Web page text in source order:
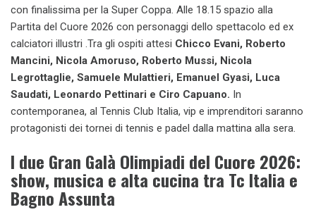
con finalissima per la Super Coppa. Alle 18.15 spazio alla
Partita del Cuore 2026 con personaggi dello spettacolo ed ex
calciatori illustri .Tra gli ospiti attesi Chicco Evani, Roberto
Mancini, Nicola Amoruso, Roberto Mussi, Nicola
Legrottaglie, Samuele Mulattieri, Emanuel Gyasi, Luca
Saudati, Leonardo Pettinari e Ciro Capuano. In
contemporanea, al Tennis Club Italia, vip e imprenditori saranno
protagonisti dei tornei di tennis e padel dalla mattina alla sera.
I due Gran Galà Olimpiadi del Cuore 2026:
show, musica e alta cucina tra Tc Italia e
Bagno Assunta